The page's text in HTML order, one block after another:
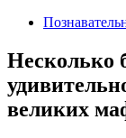
Несколько
великих